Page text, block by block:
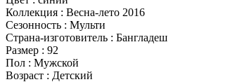
Коллекция : Весна-лето 2016
Сезонность : Мульти
Страна-изготовитель : Бангладеш
Размер : 92
Пол : Мужской
Возраст : Детский